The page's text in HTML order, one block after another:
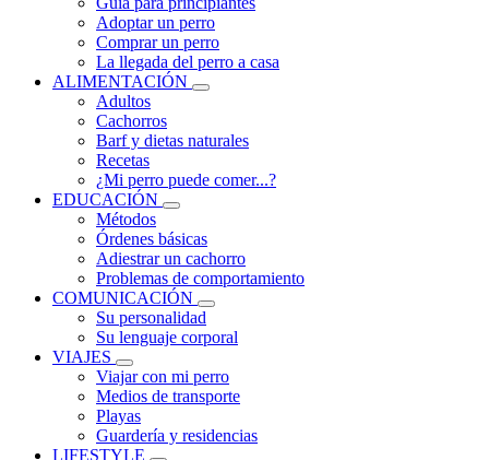
Adoptar un perro
Comprar un perro
La llegada del perro a casa
ALIMENTACIÓN
Adultos
Cachorros
Barf y dietas naturales
Recetas
¿Mi perro puede comer...?
EDUCACIÓN
Métodos
Órdenes básicas
Adiestrar un cachorro
Problemas de comportamiento
COMUNICACIÓN
Su personalidad
Su lenguaje corporal
VIAJES
Viajar con mi perro
Medios de transporte
Playas
Guardería y residencias
LIFESTYLE